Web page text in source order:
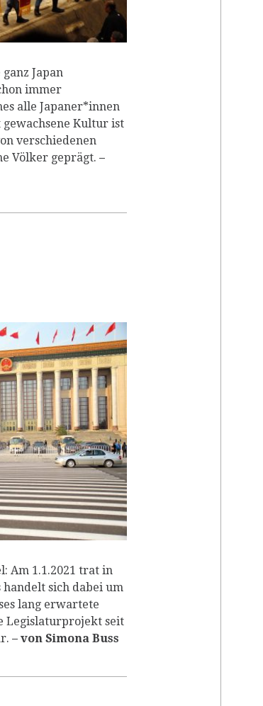
Japan
immer
alle Japaner*innen
gewachsene Kultur ist
verschiedenen
Völker geprägt. –
Am 1.1.2021 trat in
sich dabei um
lang erwartete
Legislaturprojekt seit
– von Simona Buss